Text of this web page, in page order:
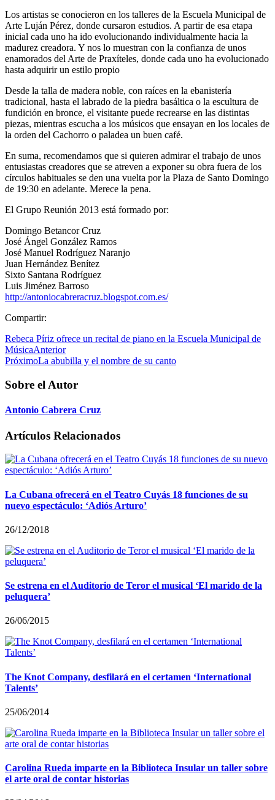
Los artistas se conocieron en los talleres de la Escuela Municipal de
Arte Luján Pérez, donde cursaron estudios. A partir de esa etapa
inicial cada uno ha ido evolucionando individualmente hacia la
madurez creadora. Y nos lo muestran con la confianza de unos
enamorados del Arte de Praxíteles, donde cada uno ha evolucionado
hasta adquirir un estilo propio
Desde la talla de madera noble, con raíces en la ebanistería
tradicional, hasta el labrado de la piedra basáltica o la escultura de
fundición en bronce, el visitante puede recrearse en las distintas
piezas, mientras escucha a los músicos que ensayan en los locales de
la orden del Cachorro o paladea un buen café.
En suma, recomendamos que si quieren admirar el trabajo de unos
entusiastas creadores que se atreven a exponer su obra fuera de los
círculos habituales se den una vuelta por la Plaza de Santo Domingo
de 19:30 en adelante. Merece la pena.
El Grupo Reunión 2013 está formado por:
Domingo Betancor Cruz
José Ángel González Ramos
José Manuel Rodríguez Naranjo
Juan Hernández Benítez
Sixto Santana Rodríguez
Luis Jiménez Barroso
http://antoniocabreracruz.blogspot.com.es/
Compartir:
Rebeca Píriz ofrece un recital de piano en la Escuela Municipal de
MúsicaAnterior
PróximoLa abubilla y el nombre de su canto
Sobre el Autor
Antonio Cabrera Cruz
Artículos Relacionados
La Cubana ofrecerá en el Teatro Cuyás 18 funciones de su
nuevo espectáculo: ‘Adiós Arturo’
26/12/2018
Se estrena en el Auditorio de Teror el musical ‘El marido de la
peluquera’
26/06/2015
The Knot Company, desfilará en el certamen ‘International
Talents’
25/06/2014
Carolina Rueda imparte en la Biblioteca Insular un taller sobre
el arte oral de contar historias